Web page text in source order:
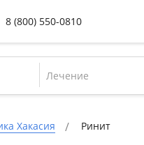
8 (800) 550-0810
Лечение
Хакасия Ринит